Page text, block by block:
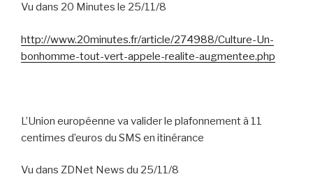
Vu dans 20 Minutes le 25/11/8
http://www.20minutes.fr/article/274988/Culture-Un-
bonhomme-tout-vert-appele-realite-augmentee.php
L’Union européenne va valider le plafonnement à 11
centimes d’euros du SMS en itinérance
Vu dans ZDNet News du 25/11/8